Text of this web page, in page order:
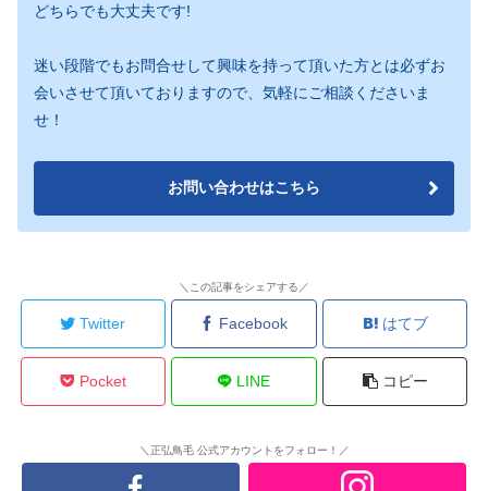
どちらでも大丈夫です!
迷い段階でもお問合せして興味を持って頂いた方とは必ずお
会いさせて頂いておりますので、気軽にご相談くださいま
せ！
お問い合わせはこちら
＼この記事をシェアする／
Twitter Facebook はてブ
Pocket LINE コピー
＼正弘鳥毛 公式アカウントをフォロー！／